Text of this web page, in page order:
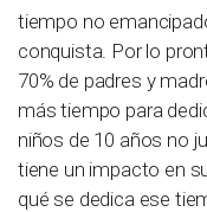
tiempo no
conquista. Por lo
70% de padres y
más tiempo para
niños de 10 años no
tiene un impacto en
qué se dedica ese